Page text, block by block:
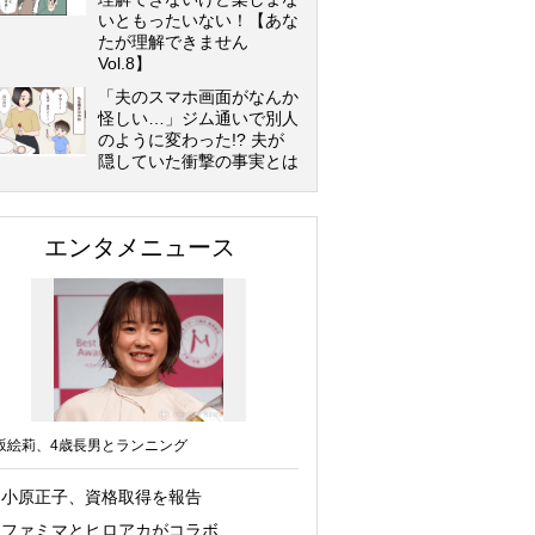
いともったいない！【あな
たが理解できません
Vol.8】
「夫のスマホ画面がなんか
怪しい…」ジム通いで別人
のように変わった!? 夫が
隠していた衝撃の事実とは
エンタメニュース
絵莉、4歳長男とランニング
小原正子、資格取得を報告
ファミマとヒロアカがコラボ